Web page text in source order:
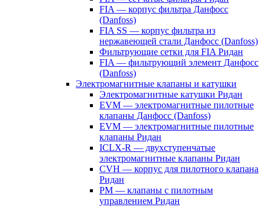
FIA — корпус фильтра Данфосс
(Danfoss)
FIA SS — корпус фильтра из
нержавеющей стали Данфосс (Danfoss)
Фильтрующие сетки для FIA Ридан
FIA — фильтрующий элемент Данфосс
(Danfoss)
Электромагнитные клапаны и катушки
Электромагнитные катушки Ридан
EVM — электромагнитные пилотные
клапаны Данфосс (Danfoss)
EVM — электромагнитные пилотные
клапаны Ридан
ICLX-R — двухступенчатые
электромагнитные клапаны Ридан
CVH — корпус для пилотного клапана
Ридан
PM — клапаны с пилотным
управлением Ридан